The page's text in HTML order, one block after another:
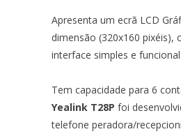
Apresenta um ecrã LCD
dimensão (320x160 pixéis),
interface simples e
Tem capacidade para 6
Yealink T28P foi
telefone peradora/